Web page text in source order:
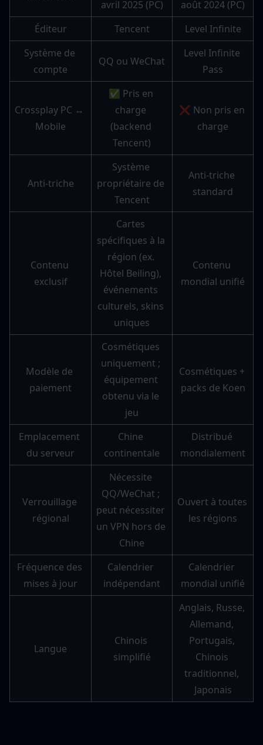
avril 2025 (PC)
août 2024 (PC)
Éditeur
Tencent
Level Infinite
Système de
compte
QQ ou WeChat
Level Infinite
Pass
Crossplay PC ↔
Mobile
✅ Pris en
charge
(backend
Tencent)
❌ Non pris en
charge
Anti-triche
Système
propriétaire de
Tencent
Anti-triche
standard
Contenu
exclusif
Cartes
spécifiques à la
région (ex.
Hôtel Beiling),
événements
culturels, skins
uniques
Contenu
mondial unifié
Modèle de
paiement
Cosmétiques
uniquement ;
équipement
obtenu via le
jeu
Cosmétiques +
packs de Koen
Emplacement
du serveur
Chine
continentale
Distribué
mondialement
Verrouillage
régional
Nécessite
QQ/WeChat ;
peut nécessiter
un VPN hors de
Chine
Ouvert à toutes
les régions
Fréquence des
mises à jour
Calendrier
indépendant
Calendrier
mondial unifié
Langue
Chinois
simplifié
Anglais, Russe,
Allemand,
Portugais,
Chinois
traditionnel,
Japonais